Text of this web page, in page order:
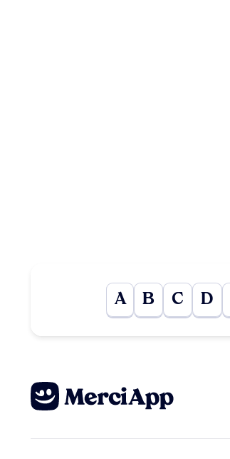
A B C D